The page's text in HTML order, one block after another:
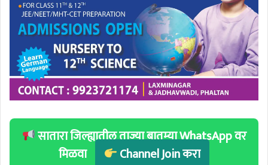
सातारा जिल्ह्यातील ताज्या बातम्या WhatsApp वर
मिळवा
Channel Join करा